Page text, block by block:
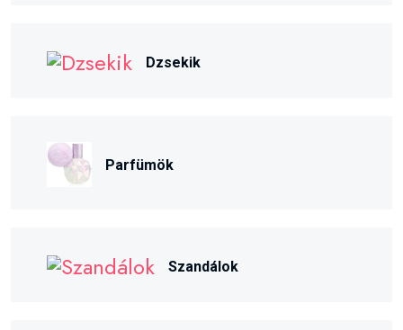
Dzsekik
Parfümök
Szandálok